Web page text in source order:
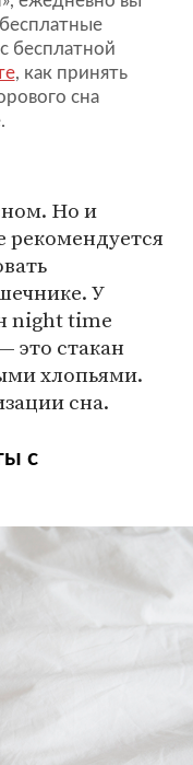
бесплатной
, как принять
сна
Но и
рекомендуется
У
night time
это стакан
хлопьями.
сна.
с